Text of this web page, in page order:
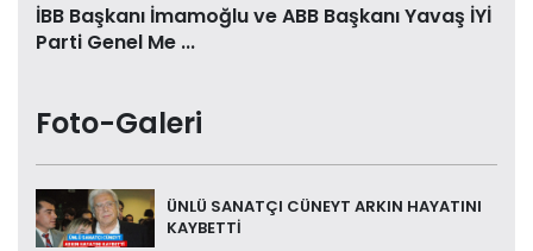
İBB Başkanı İmamoğlu ve ABB Başkanı Yavaş İYİ
Parti Genel Me ...
Foto-Galeri
ÜNLÜ SANATÇI CÜNEYT ARKIN HAYATINI
KAYBETTİ